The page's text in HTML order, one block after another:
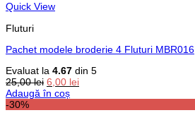
Quick View
Fluturi
Pachet modele broderie 4 Fluturi MBR016
Evaluat la 4.67 din 5
25,00lei Prețul
inițial
6,00 leiPrețul
Adaugă în coș
-30%